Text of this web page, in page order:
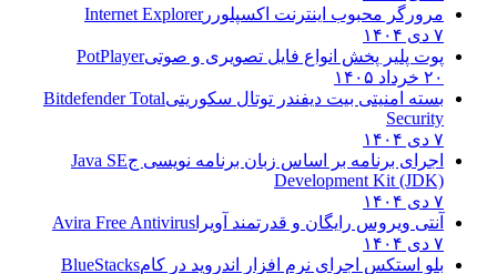
مرورگر محبوب اینترنت اکسپلوررInternet Explorer
۷ دی ۱۴۰۴
پوت پلیر پخش انواع فایل تصویری و صوتیPotPlayer
۲۰ خرداد ۱۴۰۵
بسته امنیتی بیت دیفندر توتال سکوریتیBitdefender Total
Security
۷ دی ۱۴۰۴
اجرای برنامه بر اساس زبان برنامه نویسی جJava SE
Development Kit (JDK)
۷ دی ۱۴۰۴
آنتی ویروس رایگان و قدرتمند آویرا Avira Free Antivirus
۷ دی ۱۴۰۴
بلو استکس اجرای نرم افزار اندروید در کامBlueStacks